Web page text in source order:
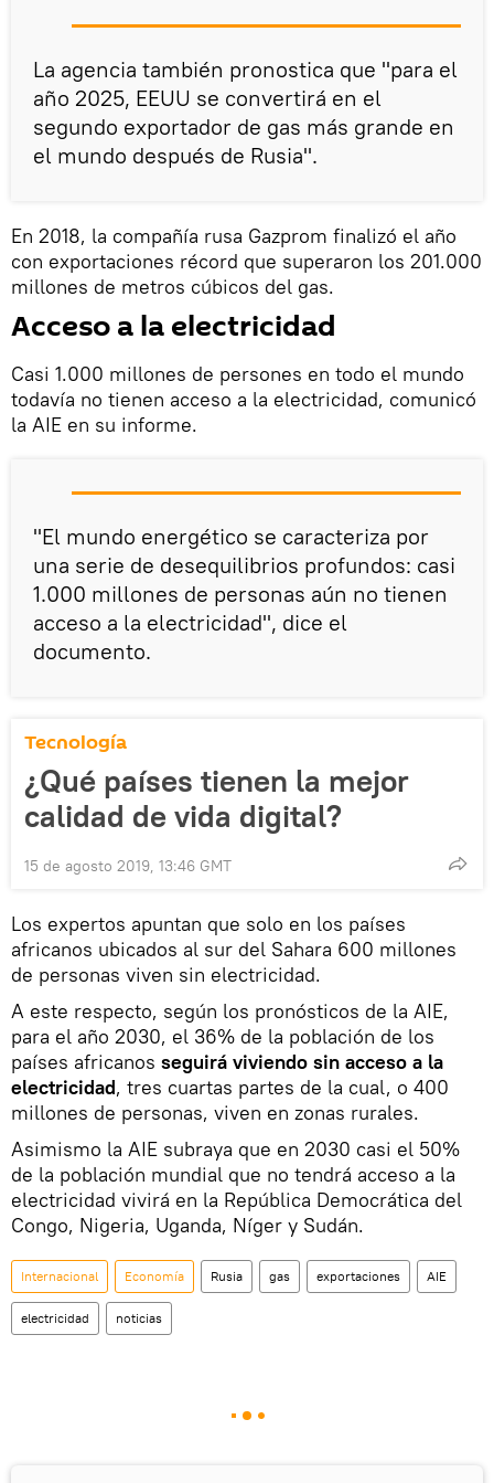
La agencia también pronostica que "para el
año 2025, EEUU se convertirá en el
segundo exportador de gas más grande en
el mundo después de Rusia".
En 2018, la compañía rusa Gazprom finalizó el año
con exportaciones récord que superaron los 201.000
millones de metros cúbicos del gas.
Acceso a la electricidad
Casi 1.000 millones de persones en todo el mundo
todavía no tienen acceso a la electricidad, comunicó
la AIE en su informe.
"El mundo energético se caracteriza por
una serie de desequilibrios profundos: casi
1.000 millones de personas aún no tienen
acceso a la electricidad", dice el
documento.
Tecnología
¿Qué países tienen la mejor
calidad de vida digital?
15 de agosto 2019, 13:46 GMT
Los expertos apuntan que solo en los países
africanos ubicados al sur del Sahara 600 millones
de personas viven sin electricidad.
A este respecto, según los pronósticos de la AIE,
para el año 2030, el 36% de la población de los
países africanos seguirá viviendo sin acceso a la
electricidad, tres cuartas partes de la cual, o 400
millones de personas, viven en zonas rurales.
Asimismo la AIE subraya que en 2030 casi el 50%
de la población mundial que no tendrá acceso a la
electricidad vivirá en la República Democrática del
Congo, Nigeria, Uganda, Níger y Sudán.
Internacional Economía Rusia gas exportaciones AIE
electricidad noticias